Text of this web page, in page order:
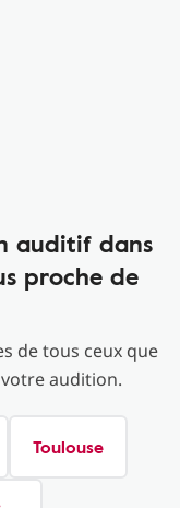
auditif dans
proche de
de tous ceux que
audition.
Toulouse